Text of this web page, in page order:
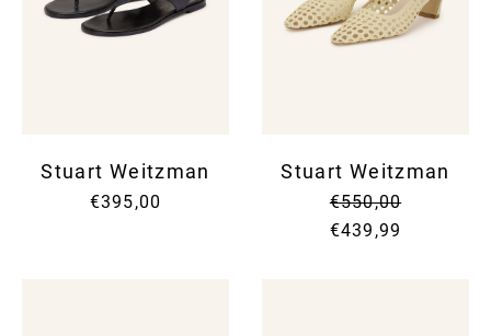
Stuart Weitzman
€395,00
Stuart Weitzman
€550,00
€439,99